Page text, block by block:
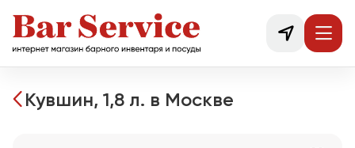
Кувшин, 1,8 л. в Москве